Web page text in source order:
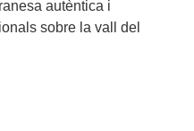
autèntica i
sobre la vall del